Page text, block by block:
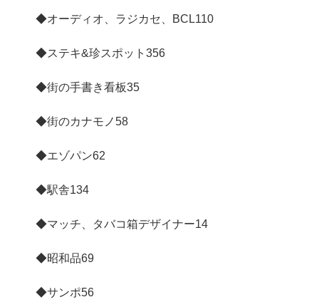
◆オーディオ、ラジカセ、BCL110
◆ステキ&珍スポット 356
◆街の手書き看板35
◆街のカナモノ58
◆エゾパン62
◆駅舎134
◆マッチ、タバコ箱デザイナー14
◆昭和品69
◆サンポ56